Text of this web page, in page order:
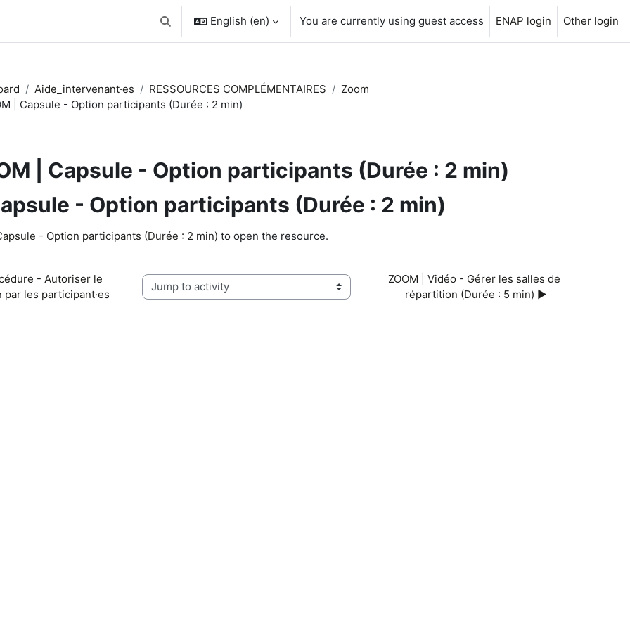
Toggle search input
English ‎(en)‎ You are currently using guest access ENAP login Other login
Aide_intervenant·es RESSOURCES COMPLÉMENTAIRES
Zoom
| Capsule - Option participants (Durée : 2 min)
| Capsule - Option participants (Durée : 2 min)
- Option participants (Durée : 2 min)
- Option participants (Durée : 2 min) to open the resource.
- Autoriser le
par les participant·es
Jump to activity
ZOOM | Vidéo - Gérer les salles de
répartition (Durée : 5 min) ▶︎